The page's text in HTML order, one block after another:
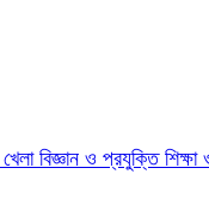
খেলা বিজ্ঞান ও প্রযুক্তি শিক্ষা